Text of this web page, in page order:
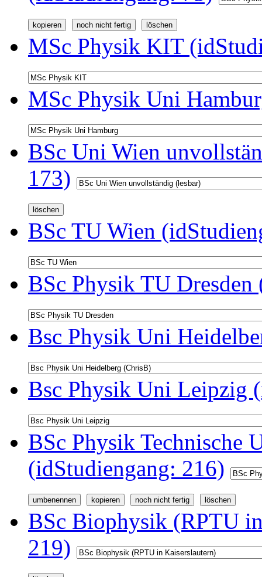
MSc Physik KIT
MSc Physik Uni
BSc Uni Wien
173)
BSc TU Wien
BSc Physik TU
Bsc Physik Uni
Bsc Physik Uni Leipzig
BSc Physik Technische
(idStudiengang: 216)
BSc Biophysik (RPTU
219)